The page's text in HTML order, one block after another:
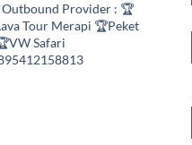
Outbound Provider : 🏆
Tour Merapi 🏆Peket
Safari